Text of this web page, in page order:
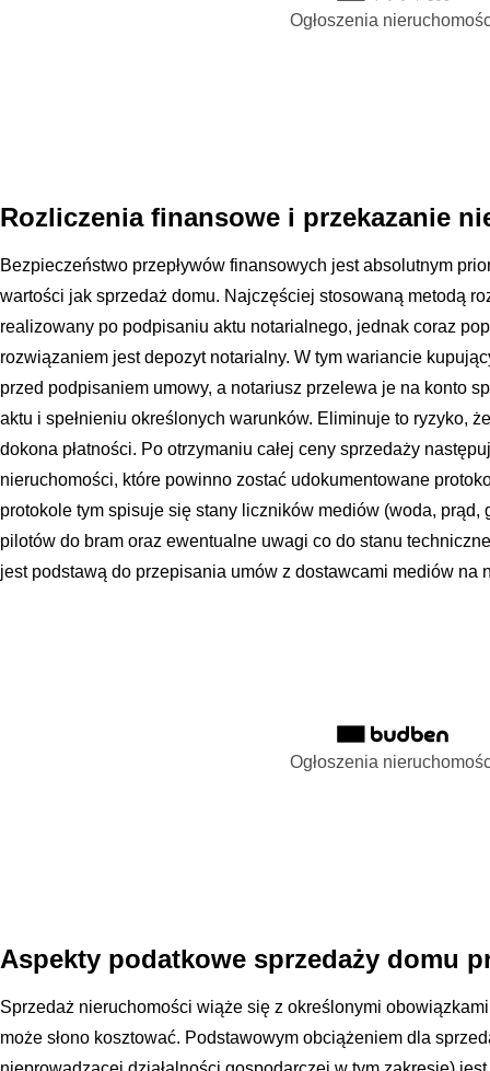
Ogłoszenia
Rozliczenia finansowe i przekazanie
Bezpieczeństwo przepływów finansowych jest absolutnym
wartości jak sprzedaż domu. Najczęściej stosowaną metodą
realizowany po podpisaniu aktu notarialnego, jednak coraz
rozwiązaniem jest depozyt notarialny. W tym wariancie
przed podpisaniem umowy, a notariusz przelewa je na konto
aktu i spełnieniu określonych warunków. Eliminuje to ryzyko,
dokona płatności. Po otrzymaniu całej ceny sprzedaży
nieruchomości, które powinno zostać udokumentowane
protokole tym spisuje się stany liczników mediów (woda, prąd,
pilotów do bram oraz ewentualne uwagi co do stanu
jest podstawą do przepisania umów z dostawcami mediów na
Ogłoszenia
Aspekty podatkowe sprzedaży domu
Sprzedaż nieruchomości wiąże się z określonymi
może słono kosztować. Podstawowym obciążeniem dla